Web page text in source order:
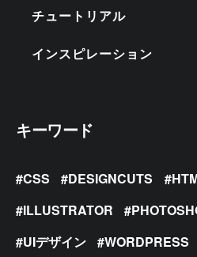
チュートリアル
インスピレーション
キーワード
CSS DESIGNCUTS
ILLUSTRATOR
UIデザイン
WORDPRESS